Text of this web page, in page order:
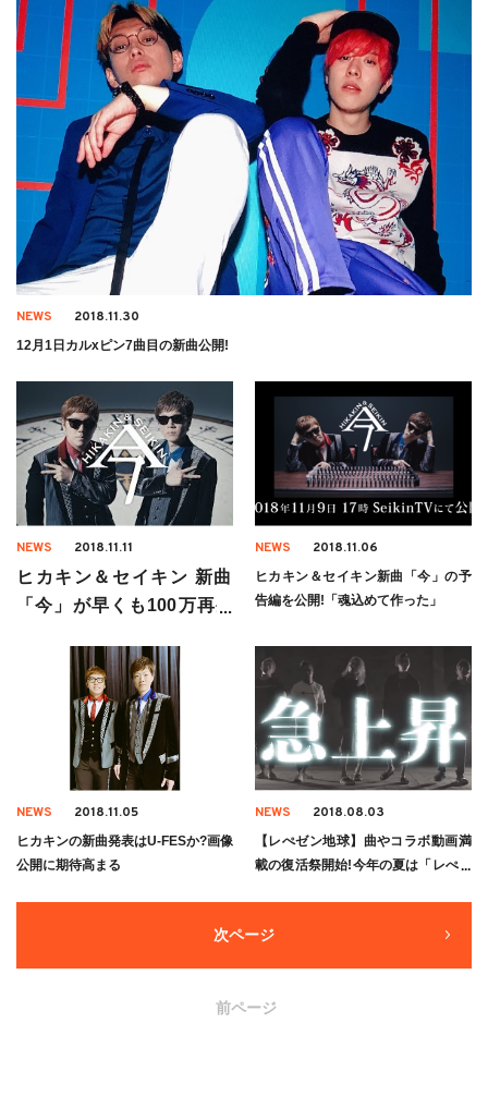
NEWS 2018.11.30
12月1日カルxピン7曲目の新曲公開!
NEWS 2018.11.11
ヒカキン＆セイキン 新曲
「今」が早くも100万再生
NEWS 2018.11.06
ヒカキン＆セイキン新曲「今」の予
告編を公開!「魂込めて作った」
NEWS 2018.11.05
ヒカキンの新曲発表はU-FESか?画像
公開に期待高まる
NEWS 2018.08.03
【レぺゼン地球】曲やコラボ動画満
載の復活祭開始!今年の夏は「レぺゼ
次ページ
前ページ